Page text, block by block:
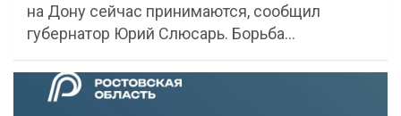
на Дону сейчас принимаются, сообщил
губернатор Юрий Слюсарь. Борьба…